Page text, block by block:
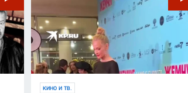
КИНО И ТВ.